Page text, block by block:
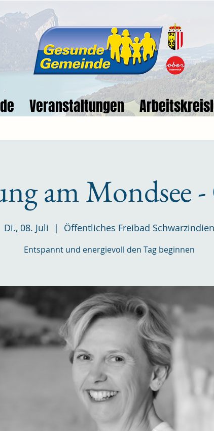
Veranstaltungen
am Mondsee
Di., 08. Juli
  |
Öffentliches Freibad Schwarzindien
Entspannt und energievoll den Tag beginnen